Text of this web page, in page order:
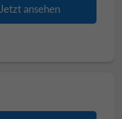
Jetzt ansehen